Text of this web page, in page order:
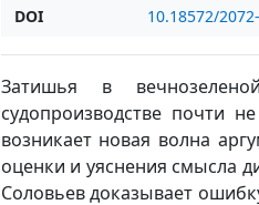
DOI
10.18572/
Затишья в
судопроизводстве почти
возникает новая волна
оценки и уяснения смысла
Соловьев доказывает